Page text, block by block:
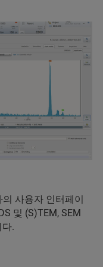
사용자 인터페이
및 (S)TEM, SEM
다.